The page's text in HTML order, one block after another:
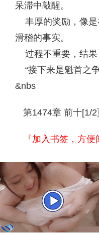
呆滞中敲醒。
丰厚的奖励，像是
滑稽的事实。
过程不重要，结果
“接下来是魁首之
&nbs
第1474章 前十[1/2
『加入书签，方便